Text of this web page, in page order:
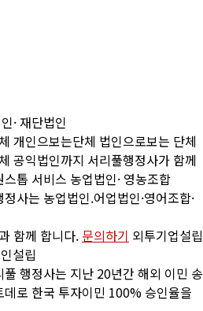
· 재단법인
개인으보는단체 법인으로보는 단체
공익법인까지 서리풀행정사가 함께
톱 서비스 농업법인· 영농조합
사는 농업법인.어업법인·영어조합·
함께 합니다. 문의하기 외투기업설립
설립
풀 행정사는 지난 20년간 해외 이민 송
로 한국 투자이민 100% 승인율을